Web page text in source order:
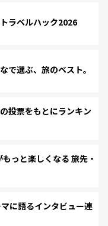
ラベルハック2026
選ぶ、旅のベスト。
投票をもとにランキン
っと楽しくなる 旅先・
に語るインタビュー連